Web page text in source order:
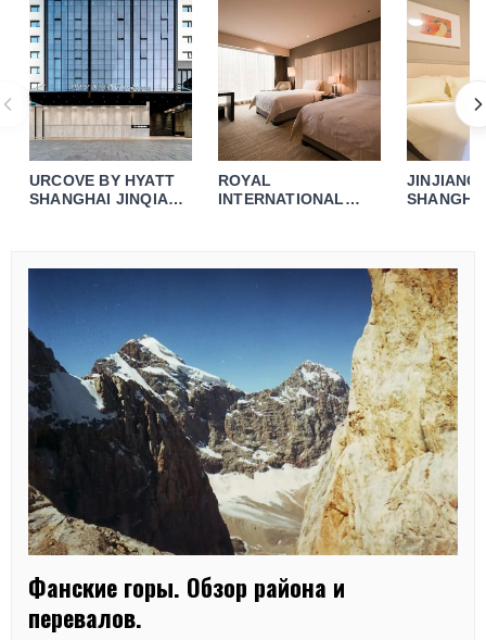
URCOVE BY HYATT
SHANGHAI JINQIAO
ROYAL
INTERNATIONAL
JINJIANG
Фанские горы. Обзор района и
перевалов.